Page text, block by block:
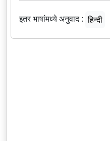
इतर भाषांमध्ये अनुवाद : हिन्दी